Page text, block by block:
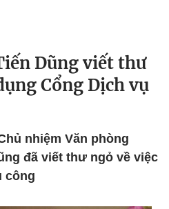
Dũng viết thư
Cổng Dịch vụ
nhiệm Văn phòng
đã viết thư ngỏ về việc
công